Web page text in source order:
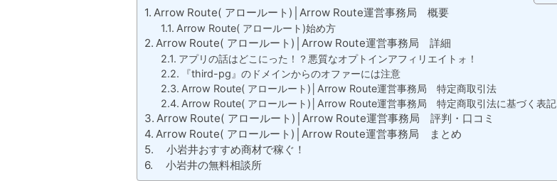
Arrow Route( アロールート)│Arrow Route運営事務局 概要
Arrow Route( アロールート)始め方
Arrow Route( アロールート)│Arrow Route運営事務局 詳細
アプリの話はどこにった！？悪質なオプトインアフィリエイトォ！
『third-pg』のドメインからのオファーには注意
Arrow Route( アロールート)│Arrow Route運営事務局 特定商取引法
Arrow Route( アロールート)│Arrow Route運営事務局 特定商取引法に基づく表記
Arrow Route( アロールート)│Arrow Route運営事務局 評判・口コミ
Arrow Route( アロールート)│Arrow Route運営事務局 まとめ
小岩井おすすめ商材で稼ぐ！
小岩井の無料相談所